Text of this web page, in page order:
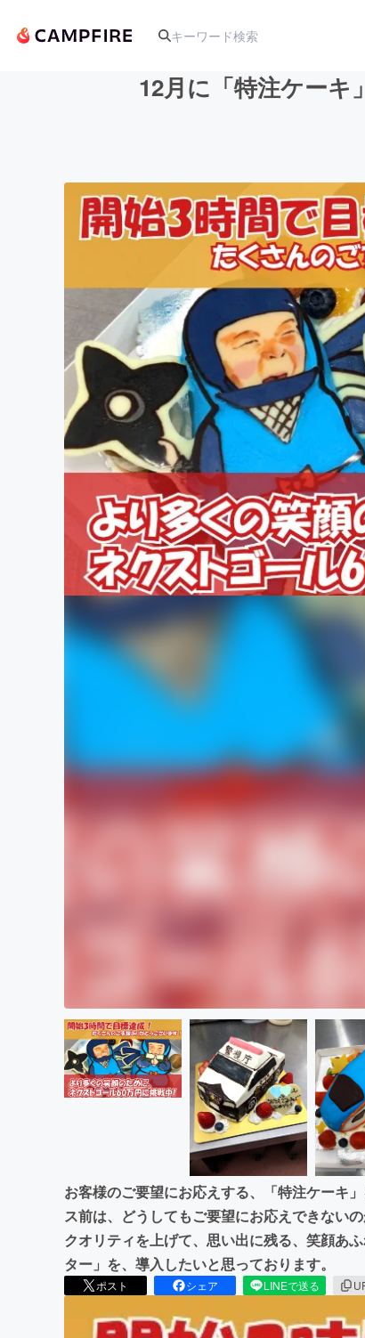
アート・写真
テクノロジー・ガジェット
映像・映画
ビジネス・起業
まちづくり・地域活性化
12月に「特注ケーキ
お客様のご要望にお応えする、「特注ケーキ
ス前は、どうしてもご要望にお応えできない
クオリティを上げて、思い出に残る、笑顔あ
ター」を、導入したいと思っております。
ポスト シェア LINEで送る